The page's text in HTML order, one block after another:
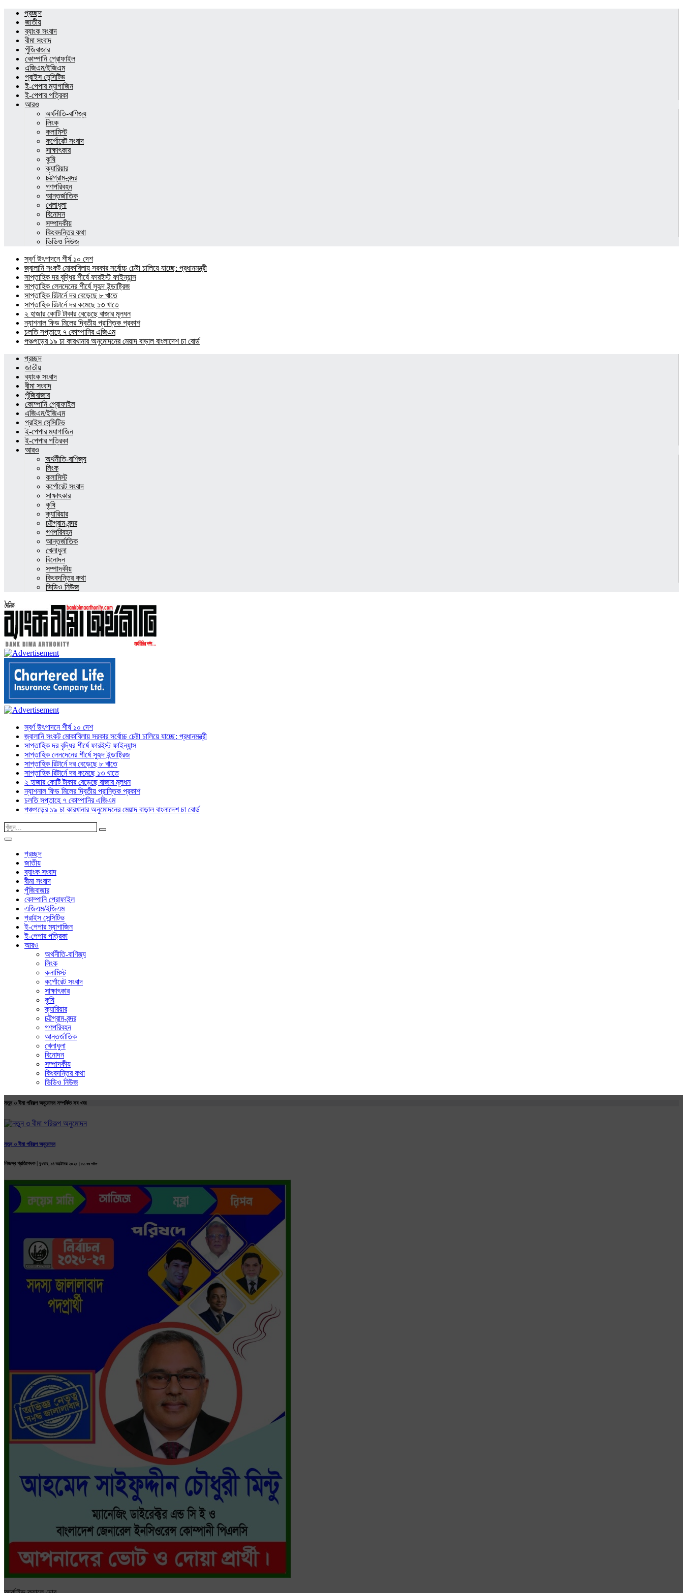
প্রচ্ছদ
জাতীয়
ব্যাংক সংবাদ
বীমা সংবাদ
পুঁজিবাজার
কোম্পানি প্রোফাইল
এজিএম/ইজিএম
প্রাইস সেন্সিটিভ
ই-পেপার ম্যাগাজিন
ই-পেপার পত্রিকা
আরও
অর্থনীতি-বাণিজ্য
লিংক
কলামিস্ট
কর্পোরেট সংবাদ
সাক্ষাৎকার
কৃষি
ক্যারিয়ার
চট্টগ্রাম-বন্দর
গণপরিবহন
আন্তর্জাতিক
খেলাধুলা
বিনোদন
সম্পাদকীয়
কিংবদন্তির কথা
ভিডিও নিউজ
স্বর্ণ উৎপাদনে শীর্ষ ১০ দেশ
জ্বালানি সংকট মোকাবিলায় সরকার সর্বোচ্চ চেষ্টা চালিয়ে যাচ্ছে: প্রধানমন্ত্রী
সাপ্তাহিক দর বৃদ্ধির শীর্ষে ফারইস্ট ফাইন্যান্স
সাপ্তাহিক লেনদেনের শীর্ষে সুহৃদ ইন্ডাষ্ট্রিজ
সাপ্তাহিক রিটার্নে দর বেড়েছে ৮ খাতে
সাপ্তাহিক রিটার্নে দর কমেছে ১৩ খাতে
২ হাজার কোটি টাকার বেড়েছে বাজার মূলধন
ন্যাশনাল ফিড মিলের দ্বিতীয় প্রান্তিক প্রকাশ
চলতি সপ্তাহে ৭ কোম্পানির এজিএম
পঞ্চগড়ের ১৯ চা কারখানার অনুমোদনের মেয়াদ বাড়াল বাংলাদেশ চা বোর্ড
প্রচ্ছদ
জাতীয়
ব্যাংক সংবাদ
বীমা সংবাদ
পুঁজিবাজার
কোম্পানি প্রোফাইল
এজিএম/ইজিএম
প্রাইস সেন্সিটিভ
ই-পেপার ম্যাগাজিন
ই-পেপার পত্রিকা
আরও
অর্থনীতি-বাণিজ্য
লিংক
কলামিস্ট
কর্পোরেট সংবাদ
সাক্ষাৎকার
কৃষি
ক্যারিয়ার
চট্টগ্রাম-বন্দর
গণপরিবহন
আন্তর্জাতিক
খেলাধুলা
বিনোদন
সম্পাদকীয়
কিংবদন্তির কথা
ভিডিও নিউজ
স্বর্ণ উৎপাদনে শীর্ষ ১০ দেশ
জ্বালানি সংকট মোকাবিলায় সরকার সর্বোচ্চ চেষ্টা চালিয়ে যাচ্ছে: প্রধানমন্ত্রী
সাপ্তাহিক দর বৃদ্ধির শীর্ষে ফারইস্ট ফাইন্যান্স
সাপ্তাহিক লেনদেনের শীর্ষে সুহৃদ ইন্ডাষ্ট্রিজ
সাপ্তাহিক রিটার্নে দর বেড়েছে ৮ খাতে
সাপ্তাহিক রিটার্নে দর কমেছে ১৩ খাতে
২ হাজার কোটি টাকার বেড়েছে বাজার মূলধন
ন্যাশনাল ফিড মিলের দ্বিতীয় প্রান্তিক প্রকাশ
চলতি সপ্তাহে ৭ কোম্পানির এজিএম
পঞ্চগড়ের ১৯ চা কারখানার অনুমোদনের মেয়াদ বাড়াল বাংলাদেশ চা বোর্ড
প্রচ্ছদ
জাতীয়
ব্যাংক সংবাদ
বীমা সংবাদ
পুঁজিবাজার
কোম্পানি প্রোফাইল
এজিএম/ইজিএম
প্রাইস সেন্সিটিভ
ই-পেপার ম্যাগাজিন
ই-পেপার পত্রিকা
আরও
অর্থনীতি-বাণিজ্য
লিংক
কলামিস্ট
কর্পোরেট সংবাদ
সাক্ষাৎকার
কৃষি
ক্যারিয়ার
চট্টগ্রাম-বন্দর
গণপরিবহন
আন্তর্জাতিক
খেলাধুলা
বিনোদন
সম্পাদকীয়
কিংবদন্তির কথা
ভিডিও নিউজ
নতুন ৩ বীমা পরিকল্প অনুমোদন সম্পর্কিত সব খবর
নতুন ৩ বীমা পরিকল্প অনুমোদন
নিজস্ব প্রতিবেদক | বুধবার, ১৪ অক্টোবর ২০২০ | ৪১১ বার পঠিত